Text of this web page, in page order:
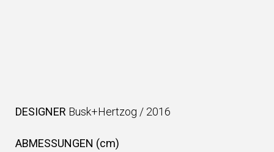
DESIGNER Busk+Hertzog / 2016
ABMESSUNGEN (cm)